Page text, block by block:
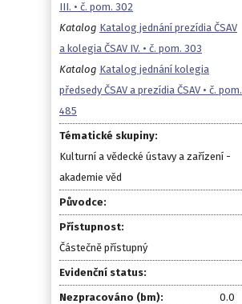
III. • č. pom. 302
Katalog Katalog jednání prezídia ČSAV
a kolegia ČSAV IV. • č. pom. 303
Katalog Katalog jednání kolegia
předsedy ČSAV a prezídia ČSAV • č. pom.
485
Tématické skupiny:
Kulturní a vědecké ústavy a zařízení -
akademie věd
Původce:
Přístupnost:
Částečně přístupný
Evidenční status:
Nezpracováno (bm): 0.0